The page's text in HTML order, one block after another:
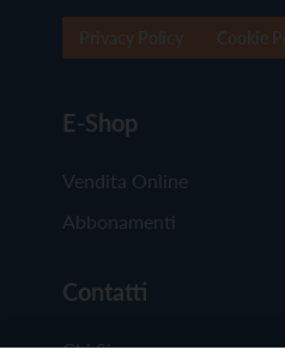
E-Shop
Vendita Online
Abbonamenti
Contatti
Chi Siamo